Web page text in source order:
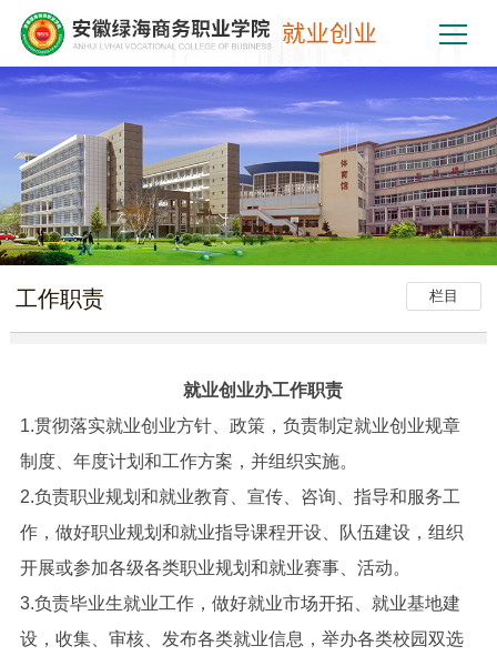
栏目
工作职责
就业创业办工作职责
1.贯彻落实就业创业方针、政策，负责制定就业创业规章
制度、年度计划和工作方案，并组织实施。
2.负责职业规划和就业教育、宣传、咨询、指导和服务工
作，做好职业规划和就业指导课程开设、队伍建设，组织
开展或参加各级各类职业规划和就业赛事、活动。
3.负责毕业生就业工作，做好就业市场开拓、就业基地建
设，收集、审核、发布各类就业信息，举办各类校园双选